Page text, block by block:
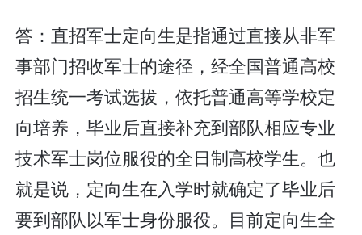
答：直招军士定向生是指通过直接从非军
事部门招收军士的途径，经全国普通高校
招生统一考试选拔，依托普通高等学校定
向培养，毕业后直接补充到部队相应专业
技术军士岗位服役的全日制高校学生。也
就是说，定向生在入学时就确定了毕业后
要到部队以军士身份服役。目前定向生全